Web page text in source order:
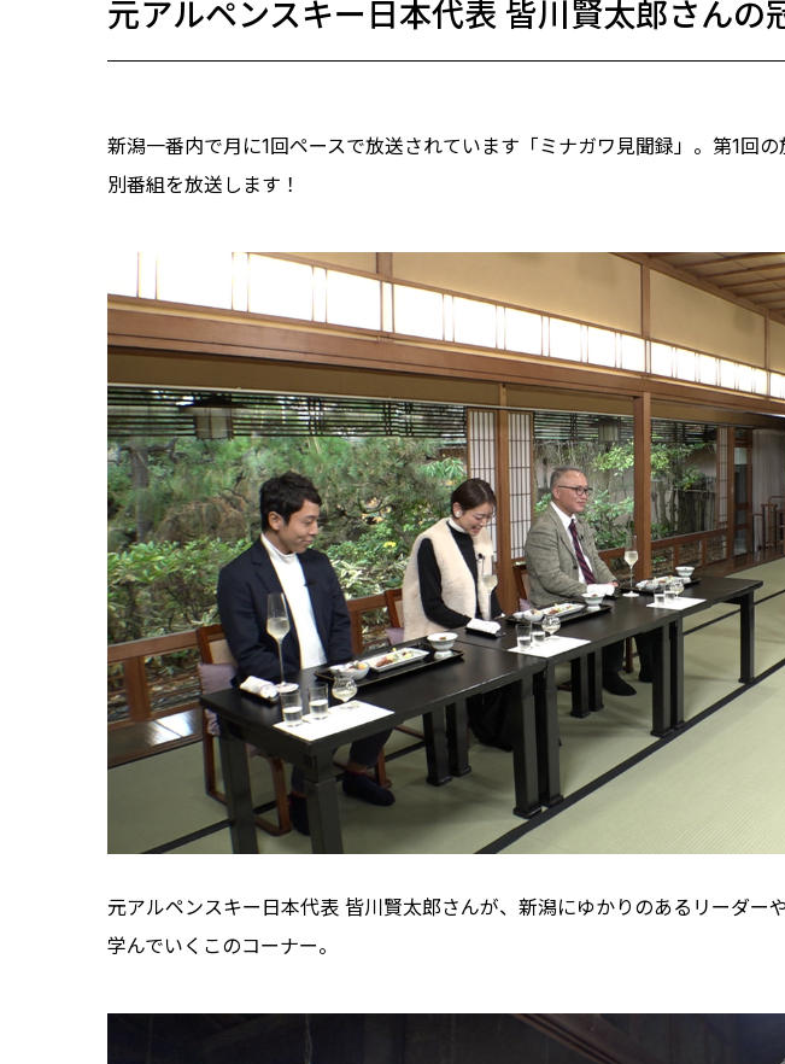
元アルペンスキー日本代表 皆川賢太郎さんの
新潟一番内で月に1回ペースで放送されています「ミナガワ見聞録」。第1回
別番組を放送します！
元アルペンスキー日本代表 皆川賢太郎さんが、新潟にゆかりのあるリーダー
学んでいくこのコーナー。